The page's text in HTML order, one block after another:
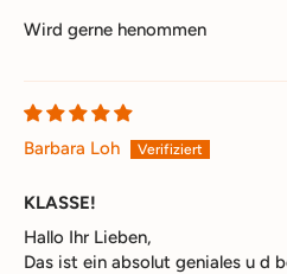
Wird gerne henommen
Barbara Loh
KLASSE!
Hallo Ihr Lieben,
Das ist ein absolut geniales u d